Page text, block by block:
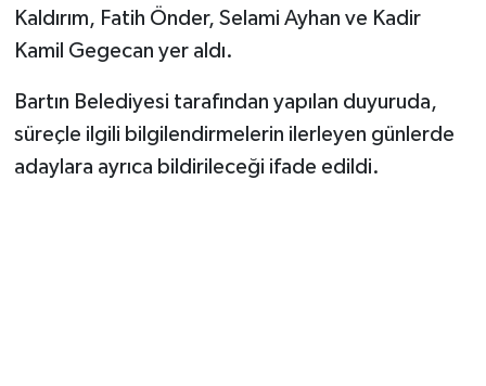
Kaldırım, Fatih Önder, Selami Ayhan ve Kadir
Kamil Gegecan yer aldı.
Bartın Belediyesi tarafından yapılan duyuruda,
süreçle ilgili bilgilendirmelerin ilerleyen günlerde
adaylara ayrıca bildirileceği ifade edildi.